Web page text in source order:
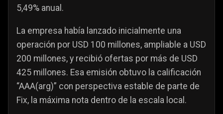
5,49% anual.
La empresa había lanzado inicialmente una
operación por USD 100 millones, ampliable a USD
200 millones, y recibió ofertas por más de USD
425 millones. Esa emisión obtuvo la calificación
“AAA(arg)” con perspectiva estable de parte de
Fix, la máxima nota dentro de la escala local.